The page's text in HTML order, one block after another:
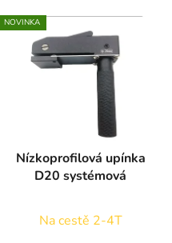
NOVINKA
Nízkoprofilová upínka
D20 systémová
Na cestě 2-4T